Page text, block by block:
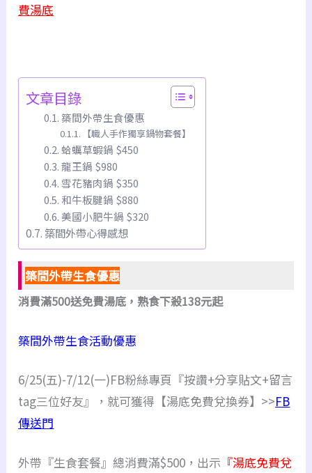
費湯底
文章目錄
築間外帶生食優惠
【職人手作獨享鍋物套餐】
蛤蠣草蝦鍋 $450
龍王鍋 $980
雪花豬肉鍋 $350
和牛板腱鍋 $880
美國小肥牛鍋 $320
築間外帶心得感想
築間外帶生食優惠
消費滿500送免費湯底，熟食下殺138元起
築間外帶生食活動優惠
6/25(五)-7/12(一)FB粉絲專頁『按讚+分享貼文+留言
tag三位好友』，就可獲得【湯底免費兌換券】>>FB
傳送門
外帶『生食套餐』總消費滿$500，出示 『湯底免費兌